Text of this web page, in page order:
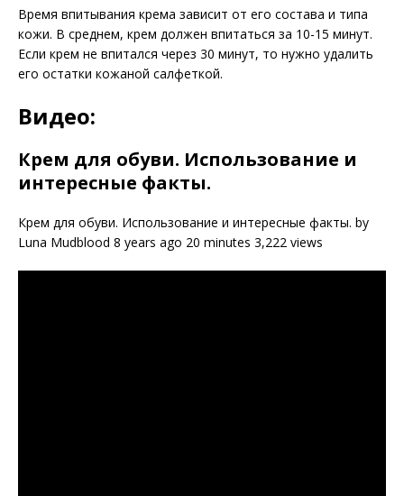
Время впитывания крема зависит от его состава и типа
кожи. В среднем, крем должен впитаться за 10-15 минут.
Если крем не впитался через 30 минут, то нужно удалить
его остатки кожаной салфеткой.
Видео:
Крем для обуви. Использование и
интересные факты.
Крем для обуви. Использование и интересные факты. by
Luna Mudblood 8 years ago 20 minutes 3,222 views